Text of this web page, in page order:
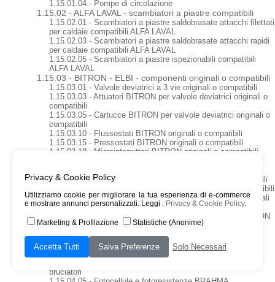
1.15.01.04 - Pompe di circolazione
1.15.02 - ALFA LAVAL - scambiatori a piastre compatibili
1.15.02.01 - Scambiatori a piastre saldobrasate attacchi filettati
per caldaie compatibili ALFA LAVAL
1.15.02.03 - Scambiatori a piastre saldobrasate attacchi rapidi
per caldaie compatibili ALFA LAVAL
1.15.02.05 - Scambiatori a piastre ispezionabili compatibili
ALFA LAVAL
1.15.03 - BITRON - ELBI - componenti originali o compatibili
1.15.03.01 - Valvole deviatrici a 3 vie originali o compatibili
1.15.03.03 - Attuatori BITRON per valvole deviatrici originali o
compatibili
1.15.03.05 - Cartucce BITRON per valvole deviatrici originali o
compatibili
1.15.03.10 - Flussostati BITRON originali o compatibili
1.15.03.15 - Pressostati BITRON originali o compatibili
1.15.03.18 - Microinterruttori BITRON originali o compatibili
1.15.03.25 - Cartucce sanitarie BITRON originali o compatibili
1.15.03.30 - Valvole di sicurezza BITRON originali o compatibili
1.15.03.35 - Rubinetti di riempimento caldaia BITRON originali
o compatibili
1.15.03.40 - Tappi e accessori correlati a componenti BITRON
originali o compatibili
1.15.04 - BRAHMA - componenti originali o compatibili
1.15.04.01 - Schede di accensione e controllo BRAHMA per
caldaie gas
bruciatori
Privacy & Cookie Policy
Utilizziamo cookie per migliorare la tua esperienza di e-commerce
e mostrare annunci personalizzati. Leggi : Privacy & Cookie Policy.
Marketing & Profilazione Statistiche (Anonime)
Accetta Tutti Salva Preferenze Solo Necessari